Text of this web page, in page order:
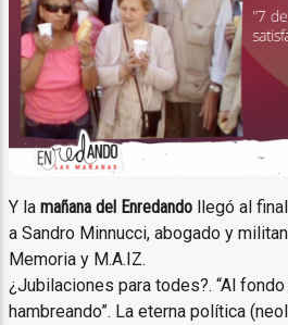
Columna de
Guevara de
Y lamañana del Enredando llegó al
a Sandro Minnucci, abogado y
Memoria y M.A.IZ.
¿Jubilaciones para todes?. “Al
hambreando”. La eterna política